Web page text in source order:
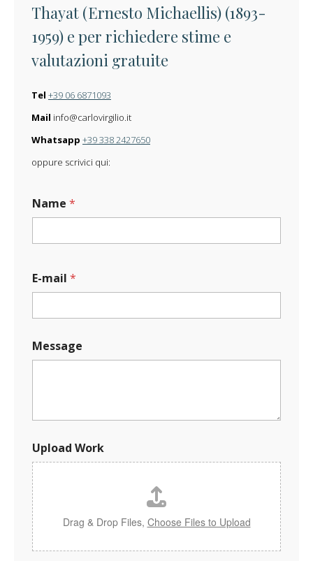
Thayat (Ernesto Michaellis) (1893-
1959) e per richiedere stime e
valutazioni gratuite
Tel +39 06 6871093
Mail info@carlovirgilio.it
Whatsapp +39 338 2427650
oppure scrivici qui:
Name *
E-mail *
-
m
l
o
a
d
*
Message
Upload Work
Drag & Drop Files, Choose Files to Upload